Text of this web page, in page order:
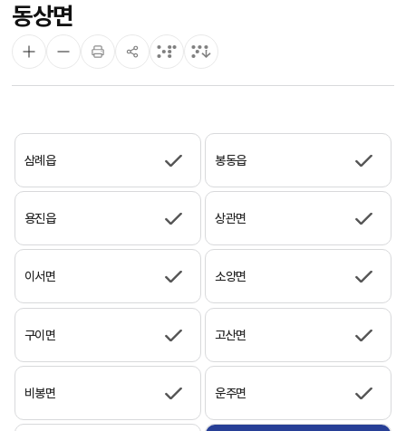
동상면
삼례읍 봉동읍
용진읍 상관면
이서면 소양면
구이면 고산면
비봉면 운주면